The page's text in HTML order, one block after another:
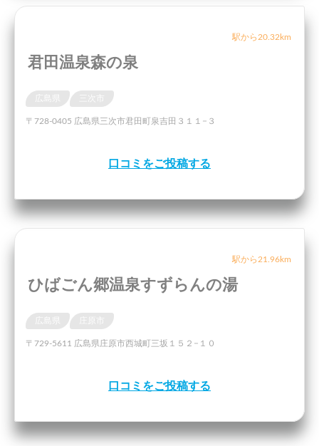
駅から20.32km
君田温泉森の泉
広島県
〒728-0405 広島県三次市君田町泉吉田３１１−３
口コミをご投稿する
駅から21.96km
ひばごん郷温泉すずらんの湯
広島県
〒729-5611 広島県庄原市西城町三坂１５２−１０
口コミをご投稿する